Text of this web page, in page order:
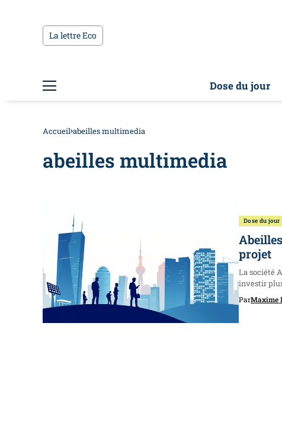
La lettre Eco
Dose du jour
Accueil abeilles multimedia
abeilles multimedia
Dose du jour
projet
La société
investir
ParMaxime